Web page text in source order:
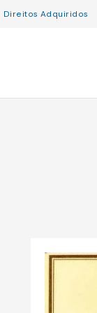
Direitos Adquiridos